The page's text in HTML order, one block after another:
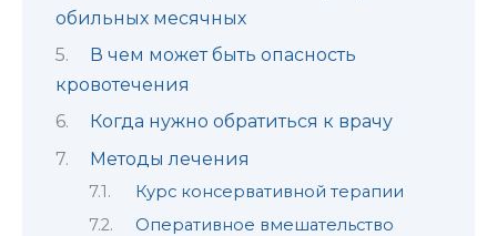
обильных месячных
В чем может быть опасность
кровотечения
Когда нужно обратиться к врачу
Методы лечения
Курс консервативной терапии
Оперативное вмешательство